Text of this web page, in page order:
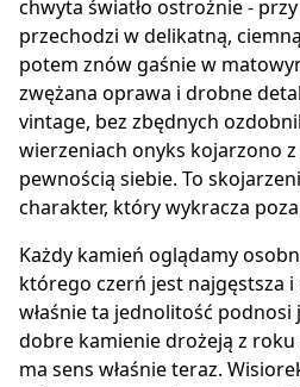
chwyta światło ostrożnie -
przechodzi w delikatną,
potem znów gaśnie w
zwężana oprawa i drobne
vintage, bez zbędnych
wierzeniach onyks kojarzono z
pewnością siebie. To
charakter, który wykracza
Każdy kamień oglądamy
którego czerń jest najgęstsza
właśnie ta jednolitość
dobre kamienie drożeją z
ma sens właśnie teraz.